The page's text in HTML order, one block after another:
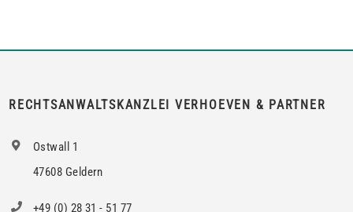
RECHTSANWALTSKANZLEI VERHOEVEN & PARTNER
Ostwall 1
47608 Geldern
+49 (0) 28 31 - 51 77